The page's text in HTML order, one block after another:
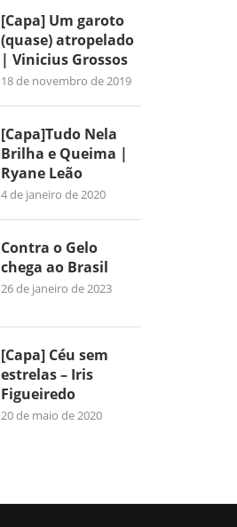
[Capa] Um garoto
(quase) atropelado
| Vinicius Grossos
18 de novembro de 2019
[Capa]Tudo Nela
Brilha e Queima |
Ryane Leão
4 de janeiro de 2020
Contra o Gelo
chega ao Brasil
26 de janeiro de 2023
[Capa] Céu sem
estrelas – Iris
Figueiredo
20 de maio de 2020